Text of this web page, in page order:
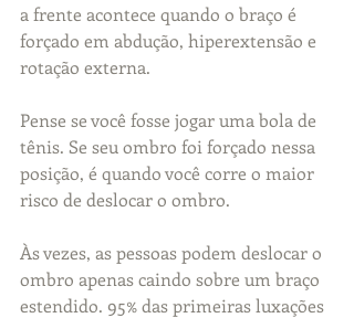
a frente acontece quando o braço é
forçado em abdução, hiperextensão e
rotação externa.
Pense se você fosse jogar uma bola de
tênis. Se seu ombro foi forçado nessa
posição, é quando você corre o maior
risco de deslocar o ombro.
Às vezes, as pessoas podem deslocar o
ombro apenas caindo sobre um braço
estendido. 95% das primeiras luxações